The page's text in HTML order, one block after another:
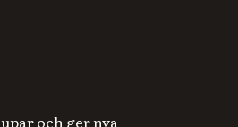
och ger nya